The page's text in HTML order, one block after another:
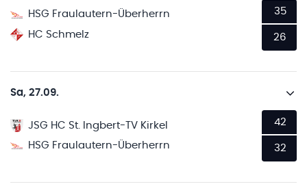
HSG Fraulautern-Überherrn
HC Schmelz
35
26
Sa, 27.09.
JSG HC St. Ingbert-TV Kirkel
HSG Fraulautern-Überherrn
42
32